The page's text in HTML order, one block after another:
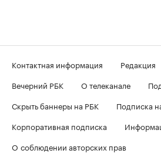
Контактная информация Редакция
Вечерний РБК
О телеканале
Скрыть баннеры на РБК
Подписка
Корпоративная подписка
О соблюдении авторских прав